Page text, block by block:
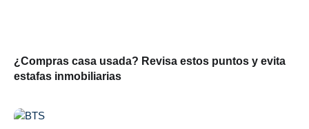
¿Compras casa usada? Revisa estos puntos y evita
estafas inmobiliarias